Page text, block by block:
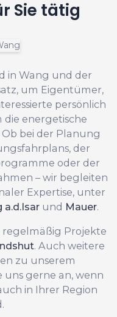
Sie tätig
in Wang und der
um Eigentümer,
persönlich
energetische
bei der Planung
der
oder der
– wir begleiten
Expertise, unter
a.d.Isarund Mauer.
Projekte
. Auch weitere
zu unserem
uns gerne an, wenn
in Ihrer Region